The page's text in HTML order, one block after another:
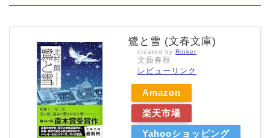
鷺と雪 (文春文庫)
created by Rinker
文藝春秋
レビューリンク
Amazon
楽天市場
Yahooショッピング